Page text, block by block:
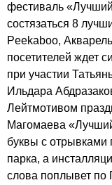
фестиваль
состязаться 8
Peekaboo,
посетителей ждет
при участии
Ильдара
Лейтмотивом
Магомаева
буквы с отрывками
парка, а
слова поплывет по